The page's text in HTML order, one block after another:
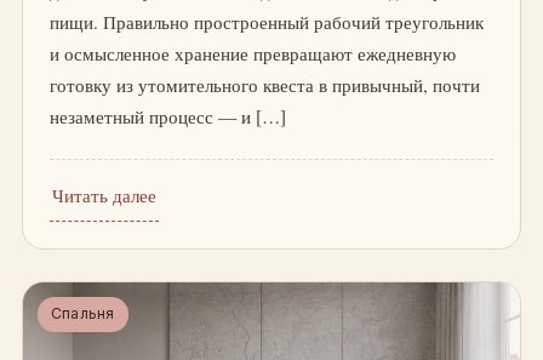
пищи. Правильно простроенный рабочий треугольник
и осмысленное хранение превращают ежедневную
готовку из утомительного квеста в привычный, почти
незаметный процесс — и […]
Читать далее
Спальня